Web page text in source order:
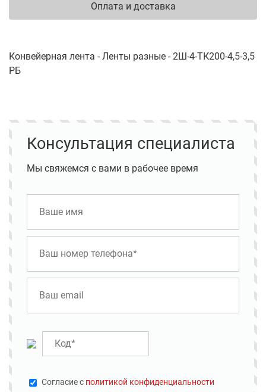
Оплата и доставка
Конвейерная лента - Ленты разные - 2Ш-4-ТК200-4,5-3,5
РБ
Консультация специалиста
Мы свяжемся с вами в рабочее время
Cогласие с политикой конфиденциальности